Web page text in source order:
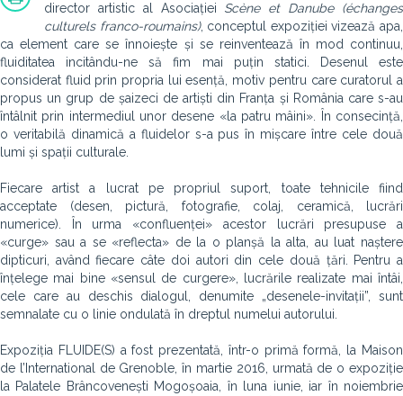
director artistic al Asociației Scène et Danube (échanges
culturels franco-roumains), conceptul expoziției vizează apa,
ca element care se înnoiește și se reinventează în mod continuu,
fluiditatea incitându-ne să fim mai puțin statici. Desenul este
considerat fluid prin propria lui esență, motiv pentru care curatorul a
propus un grup de șaizeci de artiști din Franța și România care s-au
întâlnit prin intermediul unor desene «la patru mâini». În consecință,
o veritabilă dinamică a fluidelor s-a pus în mișcare între cele două
lumi și spații culturale.
Fiecare artist a lucrat pe propriul suport, toate tehnicile fiind
acceptate (desen, pictură, fotografie, colaj, ceramică, lucrări
numerice). În urma «confluenței» acestor lucrări presupuse a
«curge» sau a se «reflecta» de la o planșă la alta, au luat naștere
dipticuri, având fiecare câte doi autori din cele două țări. Pentru a
înțelege mai bine «sensul de curgere», lucrările realizate mai întâi,
cele care au deschis dialogul, denumite „desenele-invitații”, sunt
semnalate cu o linie ondulată în dreptul numelui autorului.
Expoziția FLUIDE(S) a fost prezentată, într-o primă formă, la Maison
de l’International de Grenoble, în martie 2016, urmată de o expoziție
la Palatele Brâncovenești Mogoșoaia, în luna iunie, iar în noiembrie